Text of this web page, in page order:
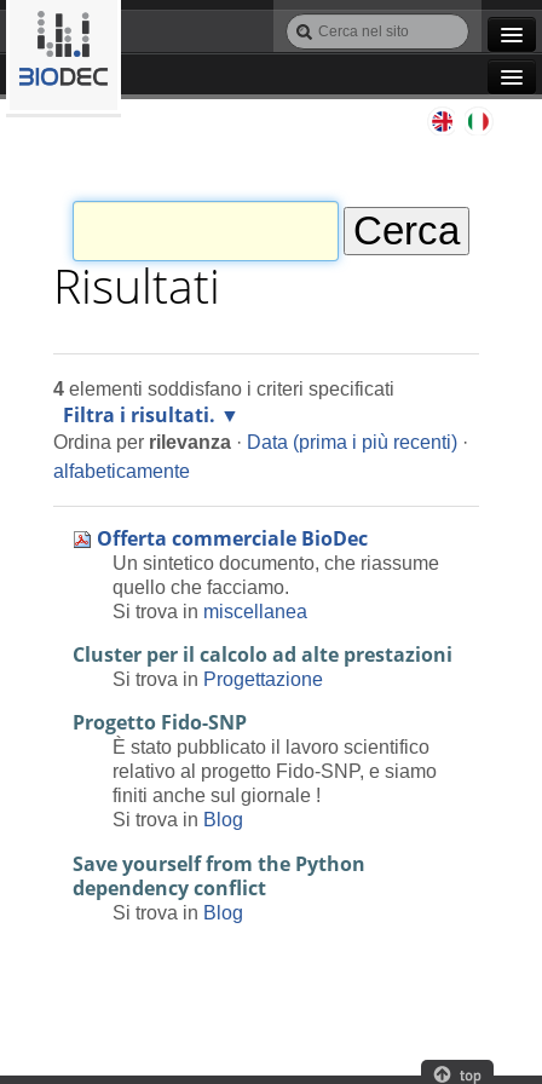
Cerca
nel
Ricerca
Automazione
Bioinformatica
Progettazione
Programmazione
Risultati
4 elementi soddisfano i criteri specificati
Filtra i risultati.
Ordina per rilevanza · Data (prima i più recenti) ·
alfabeticamente
Offerta commerciale BioDec
Un sintetico documento, che riassume
quello che facciamo.
Si trova in miscellanea
Cluster per il calcolo ad alte prestazioni
Si trova in Progettazione
Progetto Fido-SNP
È stato pubblicato il lavoro scientifico
relativo al progetto Fido-SNP, e siamo
finiti anche sul giornale !
Si trova in Blog
Save yourself from the Python
dependency conflict
Si trova in Blog